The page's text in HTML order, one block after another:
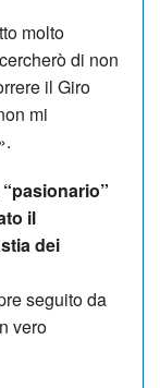
molto
di non
il Giro
mi
il
dei
seguito da
vero